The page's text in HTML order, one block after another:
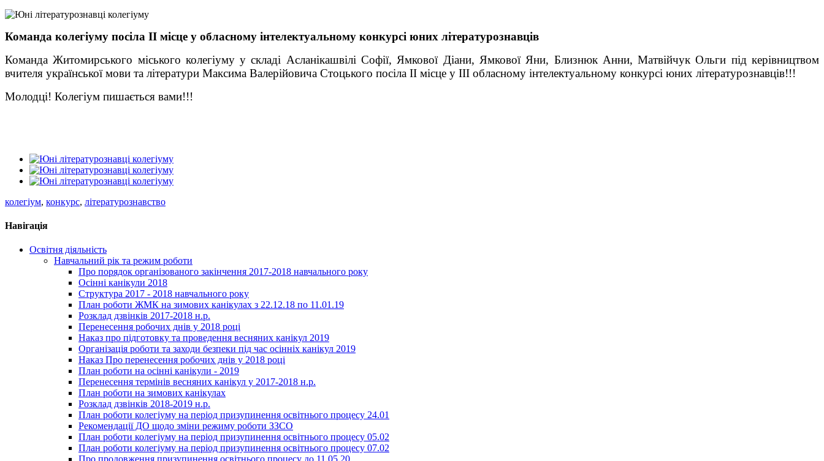
Команда колегіуму посіла ІІ місце у обласному інтелектуальному конкурсі юних літературознавців
Команда Житомирського міського колегіуму у складі Асланікашвілі Софії, Ямкової Діани, Ямкової Яни, Близнюк Анни, Матвійчук Ольги під керівництвом
вчителя української мови та літератури Максима Валерійовича Стоцького посіла ІІ місце у ІІІ обласному інтелектуальному конкурсі юних літературознавців!!!
Молодці! Колегіум пишається вами!!!
колегіум, конкурс, літературознавство
Навігація
Освітня діяльність
Навчальний рік та режим роботи
Про порядок організованого закінчення 2017-2018 навчального року
Осінні канікули 2018
Структура 2017 - 2018 навчального року
План роботи ЖМК на зимових канікулах з 22.12.18 по 11.01.19
Розклад дзвінків 2017-2018 н.р.
Перенесення робочих днів у 2018 році
Наказ про підготовку та проведення весняних канікул 2019
Організація роботи та заходи безпеки під час осінніх канікул 2019
Наказ Про перенесення робочих днів у 2018 році
План роботи на осінні канікули - 2019
Перенесення термінів весняних канікул у 2017-2018 н.р.
План роботи на зимових канікулах
Розклад дзвінків 2018-2019 н.р.
План роботи колегіуму на період призупинення освітнього процесу 24.01
Рекомендації ДО щодо зміни режиму роботи ЗЗСО
План роботи колегіуму на період призупинення освітнього процесу 05.02
План роботи колегіуму на період призупинення освітнього процесу 07.02